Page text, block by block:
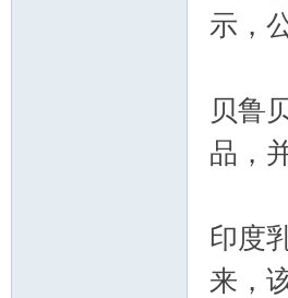
示，
贝鲁
品，
印度
来，